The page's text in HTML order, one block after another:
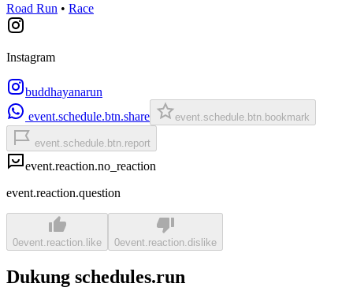
Road Run • Race
Instagram
buddhayanarun
event.schedule.btn.share
event.schedule.btn.bookmark
event.schedule.btn.report
event.reaction.no_reaction
event.reaction.question
0event.reaction.like 0event.reaction.dislike
Dukung schedules.run